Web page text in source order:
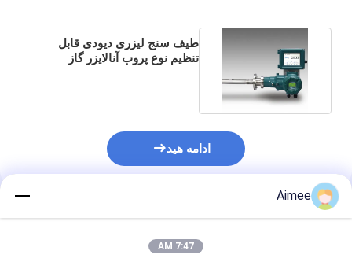
طیف سنج لیزری دیودی قابل
تنظیم نوع پروب آنالایزر گاز
ادامه هید
محصولات توصیه شده
Aimee
7:47 AM